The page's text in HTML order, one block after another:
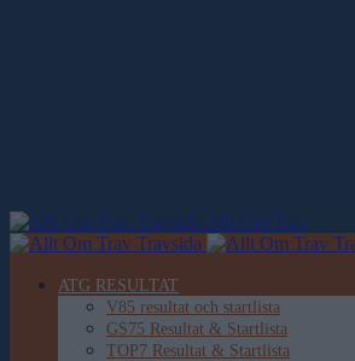
Allt Om Trav
ATG RESULTAT
V85 resultat och startlista
GS75 Resultat & Startlista
TOP7 Resultat & Startlista